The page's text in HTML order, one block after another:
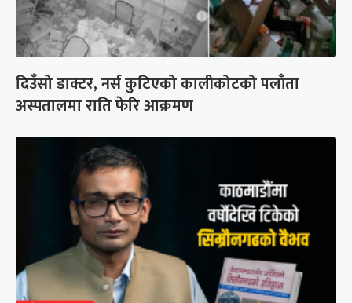
दिउँसो डाक्टर, नर्स कुटिएको कालीकोटको पलाँता
अस्पतालमा राति फेरि आक्रमण